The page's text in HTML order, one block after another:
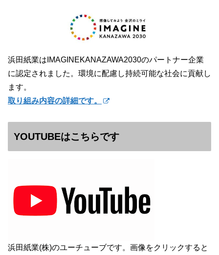
浜田紙業はIMAGINEKANAZAWA2030のパートナー企業
に認定されました。環境に配慮し持続可能な社会に貢献し
ます。
取り組み内容の詳細です。
YOUTUBEはこちらです
浜田紙業(株)のユーチューブです。画像をクリックすると